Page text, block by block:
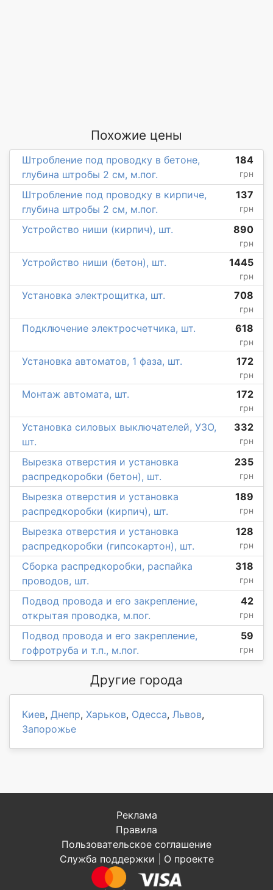
Похожие цены
Штробление под проводку в бетоне,
глубина штробы 2 см, м.пог.
184
грн
Штробление под проводку в кирпиче,
глубина штробы 2 см, м.пог.
137
грн
Устройство ниши (кирпич), шт. 890
грн
Устройство ниши (бетон), шт. 1445
грн
Установка электрощитка, шт. 708
грн
Подключение электросчетчика, шт. 618
грн
Установка автоматов, 1 фаза, шт. 172
грн
Монтаж автомата, шт. 172
грн
Установка силовых выключателей, УЗО,
шт.
332
грн
Вырезка отверстия и установка
распредкоробки (бетон), шт.
235
грн
Вырезка отверстия и установка
распредкоробки (кирпич), шт.
189
грн
Вырезка отверстия и установка
распредкоробки (гипсокартон), шт.
128
грн
Сборка распредкоробки, распайка
проводов, шт.
318
грн
Подвод провода и его закрепление,
открытая проводка, м.пог.
42
грн
Подвод провода и его закрепление,
гофротруба и т.п., м.пог.
59
грн
Другие города
Киев, Днепр, Харьков, Одесса, Львов,
Запорожье
Реклама
Правила
Пользовательское соглашение
Служба поддержки
О проекте